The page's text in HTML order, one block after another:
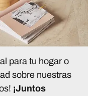
para tu hogar o
sobre nuestras
¡Juntos